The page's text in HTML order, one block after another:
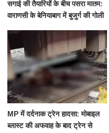
सगाई की तैयारियों के बीच पसरा मातम:
वाराणसी के बेनियाबाग में बुजुर्ग की गोली
MP में दर्दनाक ट्रेन हादसा: मोबाइल
ब्लास्ट की अफवाह के बाद ट्रेन से